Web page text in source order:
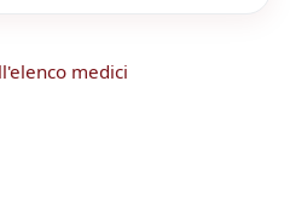
medici